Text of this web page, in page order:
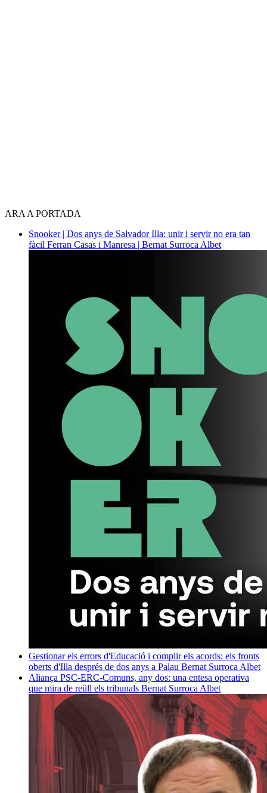
ARA A PORTADA
Snooker | Dos anys de Salvador Illa: unir i servir no era tan
fàcil Ferran Casas i Manresa | Bernat Surroca Albet
Gestionar els errors d'Educació i complir els acords: els fronts
oberts d'Illa després de dos anys a Palau Bernat Surroca Albet
Aliança PSC-ERC-Comuns, any dos: una entesa operativa
que mira de reüll els tribunals Bernat Surroca Albet